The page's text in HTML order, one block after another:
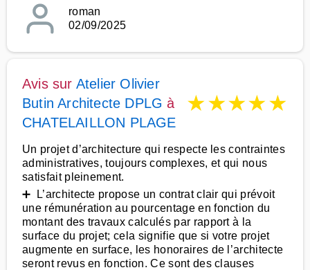
roman
02/09/2025
Avis sur Atelier Olivier
Butin Architecte DPLG à
CHATELAILLON PLAGE
★★★★★
Un projet d’architecture qui respecte les contraintes
administratives, toujours complexes, et qui nous
satisfait pleinement.
➕ L’architecte propose un contrat clair qui prévoit
une rémunération au pourcentage en fonction du
montant des travaux calculés par rapport à la
surface du projet; cela signifie que si votre projet
augmente en surface, les honoraires de l’architecte
seront revus en fonction. Ce sont des clauses